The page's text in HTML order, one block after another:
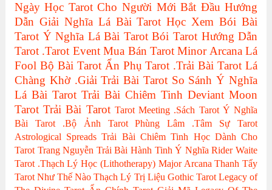
Ngày Học Tarot Cho Người Mới Bắt Đầu Hướng
Dẫn Giải Nghĩa Lá Bài Tarot Học Xem Bói Bài
Tarot Ý Nghĩa Lá Bài Tarot Bói Tarot Hướng Dẫn
Tarot .Tarot Event Mua Bán Tarot Minor Arcana Lá
Fool Bộ Bài Tarot Ẩn Phụ Tarot .Trải Bài Tarot Lá
Chàng Khờ .Giải Trải Bài Tarot So Sánh Ý Nghĩa
Lá Bài Tarot Trải Bài Chiêm Tinh Deviant Moon
Tarot Trải Bài Tarot Tarot Meeting .Sách Tarot Ý Nghĩa
Bài Tarot
.Bộ Ảnh Tarot Phùng Lâm
.Tâm Sự Tarot
Astrological Spreads Trải Bài Chiêm Tinh Học Dành Cho
Tarot Trang Nguyễn Trải Bài Hành Tinh Ý Nghĩa Rider Waite
Tarot .Thạch Lý Học (Lithotherapy) Major Arcana Thanh Tẩy
Tarot Như Thế Nào Thạch Lý Trị Liệu Gothic Tarot Legacy of